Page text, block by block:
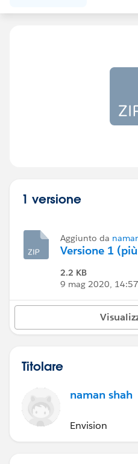
1 versione
Aggiunto da
Versione 1
2.2 KB
9 mag 2020, 14:57
Titolare
naman shah
Envision